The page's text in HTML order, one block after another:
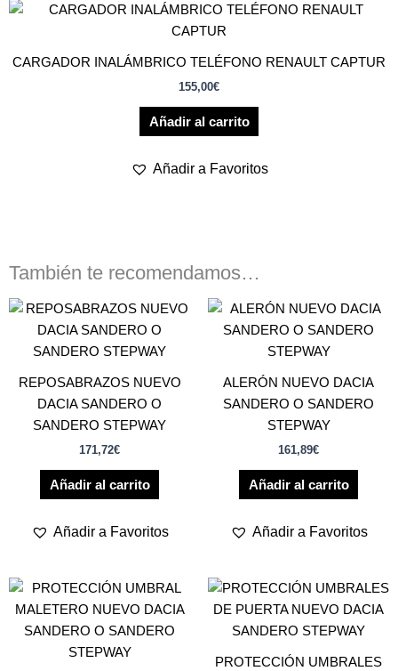
CARGADOR INALÁMBRICO TELÉFONO RENAULT CAPTUR
155,00€
Añadir al carrito
Añadir a Favoritos
También te recomendamos…
REPOSABRAZOS NUEVO
DACIA SANDERO O
SANDERO STEPWAY
171,72€
Añadir al carrito
Añadir a Favoritos
ALERÓN NUEVO DACIA
SANDERO O SANDERO
STEPWAY
161,89€
Añadir al carrito
Añadir a Favoritos
PROTECCIÓN UMBRALES